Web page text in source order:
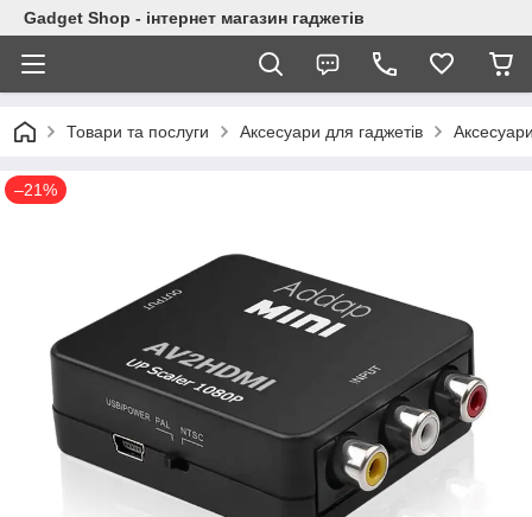
Gadget Shop - інтернет магазин гаджетів
Товари та послуги Аксесуари для гаджетів
–21%